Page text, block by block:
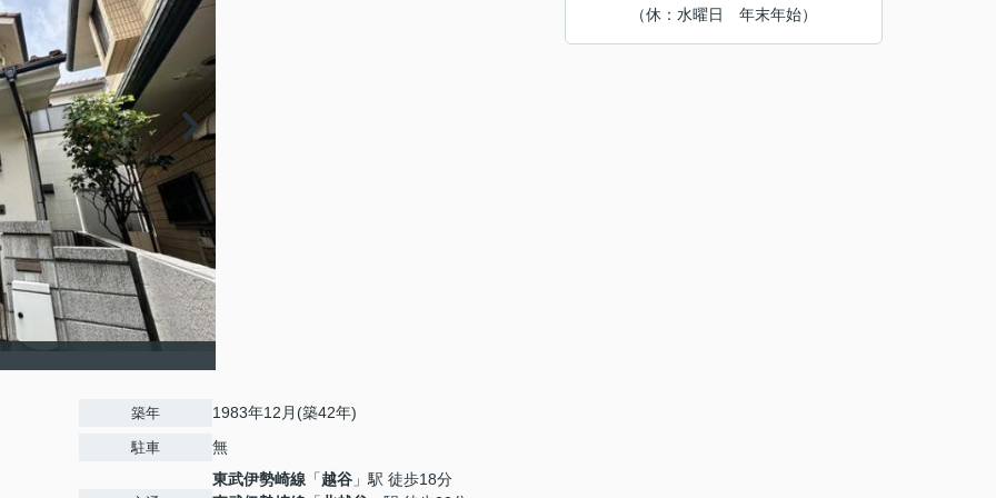
築年 1983年12月(築42年)
駐車 無
東武伊勢崎線 「越谷 」駅 徒歩18分
（休：水曜日 年末年始）